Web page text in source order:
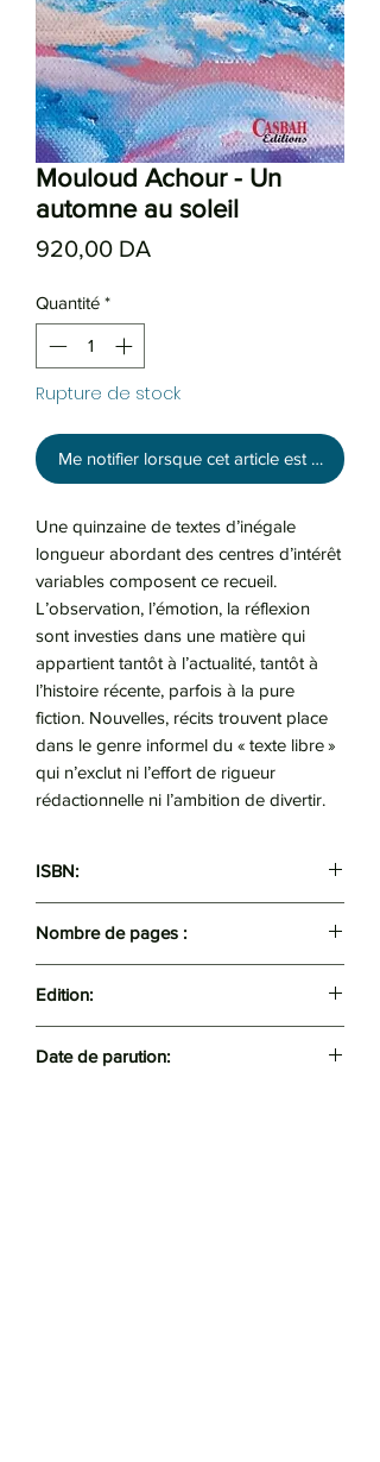
Mouloud Achour - Un
automne au soleil
920,00 DA
Quantité *
Rupture de stock
Me notifier lorsque cet article est disponible
Une quinzaine de textes d’inégale
longueur abordant des centres d’intérêt
variables composent ce recueil.
L’observation, l’émotion, la réflexion
sont investies dans une matière qui
appartient tantôt à l’actualité, tantôt à
l’histoire récente, parfois à la pure
fiction. Nouvelles, récits trouvent place
dans le genre informel du « texte libre »
qui n’exclut ni l’effort de rigueur
rédactionnelle ni l’ambition de divertir.
ISBN:
Nombre de pages :
Edition:
Date de parution: